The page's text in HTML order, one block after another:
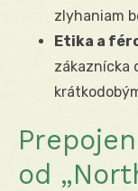
zlyhaniam
Etika a
zákaznícka
od